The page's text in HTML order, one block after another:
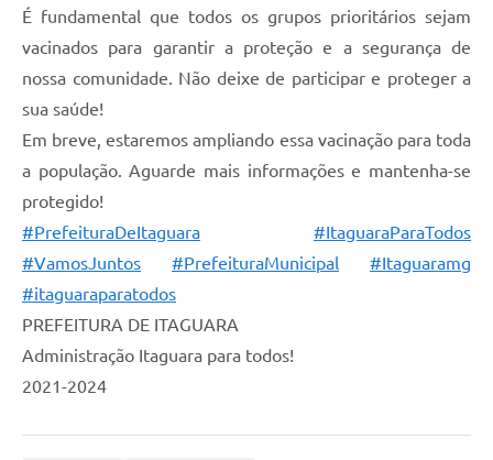
É fundamental que todos os grupos prioritários sejam
vacinados para garantir a proteção e a segurança de
nossa comunidade. Não deixe de participar e proteger a
sua saúde!
Em breve, estaremos ampliando essa vacinação para toda
a população. Aguarde mais informações e mantenha-se
protegido!
#PrefeituraDeItaguara
#ItaguaraParaTodos
#VamosJuntos
#PrefeituraMunicipal
#Itaguaramg
#itaguaraparatodos
PREFEITURA DE ITAGUARA
Administração Itaguara para todos!
2021-2024